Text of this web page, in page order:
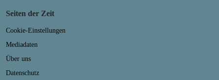
Seiten der Zeit
Cookie-Einstellungen
Mediadaten
Über uns
Datenschutz